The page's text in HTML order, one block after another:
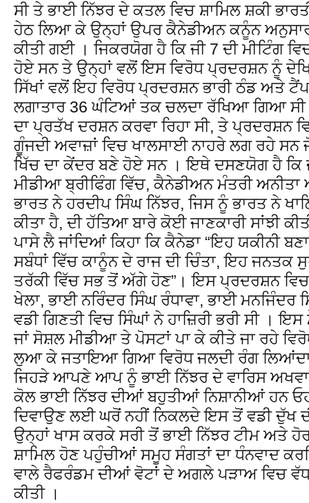
ਸੀ ਤੇ ਭਾਈ ਨਿੱਝਰ ਦੇ ਕਤਲ ਵਿਚ ਸ਼ਾਮਿਲ ਸ਼ਕੀ
ਹੇਠ ਲਿਆ ਕੇ ਉਨ੍ਹਾਂ ਉਪਰ ਕੈਨੇਡੀਅਨ ਕਨੂੰਨ
ਕੀਤੀ ਗਈ । ਜਿਕਰਯੋਗ ਹੈ ਕਿ ਜੀ 7 ਦੀ ਮੀਟਿੰਗ
ਹੋਏ ਸਨ ਤੇ ਉਨ੍ਹਾਂ ਵਲੋਂ ਇਸ ਵਿਰੋਧ ਪ੍ਰਦਰਸ਼ਨ ਨੂੰ
ਸਿੱਖਾਂ ਵਲੋਂ ਇਹ ਵਿਰੋਧ ਪ੍ਰਦਰਸ਼ਨ ਭਾਰੀ ਠੰਡ ਅਤੇ
ਲਗਾਤਾਰ 36 ਘੰਟਿਆਂ ਤਕ ਚਲਦਾ ਰੱਖਿਆ ਗਿਆ ਸੀ
ਦਾ ਪ੍ਰਤੱਖ ਦਰਸ਼ਨ ਕਰਵਾ ਰਿਹਾ ਸੀ, ਤੇ ਪ੍ਰਦਰਸ਼ਨ
ਗੂੰਜਦੀ ਅਵਾਜ਼ਾਂ ਵਿਚ ਖਾਲਸਾਈ ਨਾਹਰੇ ਲਗ ਰਹੇ ਸਨ
ਖਿੱਚ ਦਾ ਕੇਂਦਰ ਬਣੇ ਹੋਏ ਸਨ । ਇਥੇ ਦਸਣਯੋਗ ਹੈ ਕਿ
ਮੀਡੀਆ ਬ੍ਰੀਫਿੰਗ ਵਿੱਚ, ਕੈਨੇਡੀਅਨ ਮੰਤਰੀ
ਭਾਰਤ ਨੇ ਹਰਦੀਪ ਸਿੰਘ ਨਿੱਝਰ, ਜਿਸ ਨੂੰ ਭਾਰਤ ਨੇ
ਕੀਤਾ ਹੈ, ਦੀ ਹੱਤਿਆ ਬਾਰੇ ਕੋਈ ਜਾਣਕਾਰੀ ਸਾਂਝੀ
ਪਾਸੇ ਲੈ ਜਾਂਦਿਆਂ ਕਿਹਾ ਕਿ ਕੈਨੇਡਾ “ਇਹ ਯਕੀਨੀ
ਸਬੰਧਾਂ ਵਿੱਚ ਕਾਨੂੰਨ ਦੇ ਰਾਜ ਦੀ ਚਿੰਤਾ, ਇਹ ਜਨਤਕ
ਤਰੱਕੀ ਵਿੱਚ ਸਭ ਤੋਂ ਅੱਗੇ ਹੋਣ”। ਇਸ ਪ੍ਰਦਰਸ਼ਨ ਵਿਚ
ਖੇਲਾ, ਭਾਈ ਨਰਿੰਦਰ ਸਿੰਘ ਰੰਧਾਵਾ, ਭਾਈ
ਵਡੀ ਗਿਣਤੀ ਵਿਚ ਸਿੰਘਾਂ ਨੇ ਹਾਜ਼ਿਰੀ ਭਰੀ ਸੀ ।
ਜਾਂ ਸੋਸ਼ਲ ਮੀਡੀਆ ਤੇ ਪੋਸਟਾਂ ਪਾ ਕੇ ਕੀਤੇ ਜਾ ਰਹੇ
ਲੁਆ ਕੇ ਜਤਾਇਆ ਗਿਆ ਵਿਰੋਧ ਜਲਦੀ ਰੰਗ ਲਿਆਂਦਾ
ਜਿਹੜੇ ਆਪਣੇ ਆਪ ਨੂੰ ਭਾਈ ਨਿੱਝਰ ਦੇ ਵਾਰਿਸ
ਕੋਲ ਭਾਈ ਨਿੱਝਰ ਦੀਆਂ ਬਹੁਤੀਆਂ ਨਿਸ਼ਾਨੀਆਂ ਹਨ
ਦਿਵਾਉਣ ਲਈ ਘਰੋਂ ਨਹੀਂ ਨਿਕਲਦੇ ਇਸ ਤੋਂ ਵਡੀ ਦੁੱਖ
ਉਨ੍ਹਾਂ ਖਾਸ ਕਰਕੇ ਸਰੀ ਤੋਂ ਭਾਈ ਨਿੱਝਰ ਟੀਮ ਅਤੇ
ਸ਼ਾਮਿਲ ਹੋਣ ਪਹੁੰਚੀਆਂ ਸਮੂਹ ਸੰਗਤਾਂ ਦਾ ਧੰਨਵਾਦ
ਵਾਲੇ ਰੈਫਰੰਡਮ ਦੀਆਂ ਵੋਟਾਂ ਦੇ ਅਗਲੇ ਪੜਾਅ ਵਿਚ ਵੱਧ
ਕੀਤੀ ।